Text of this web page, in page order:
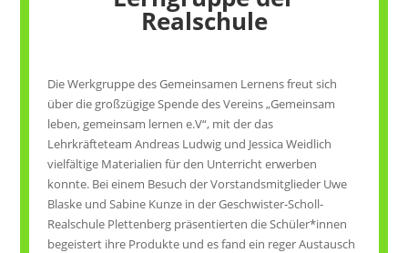
Realschule
Die Werkgruppe des Gemeinsamen Lernens freut sich
über die großzügige Spende des Vereins „Gemeinsam
leben, gemeinsam lernen e.V“, mit der das
Lehrkräfteteam Andreas Ludwig und Jessica Weidlich
vielfältige Materialien für den Unterricht erwerben
konnte. Bei einem Besuch der Vorstandsmitglieder Uwe
Blaske und Sabine Kunze in der Geschwister-Scholl-
Realschule Plettenberg präsentierten die Schüler*innen
begeistert ihre Produkte und es fand ein reger Austausch